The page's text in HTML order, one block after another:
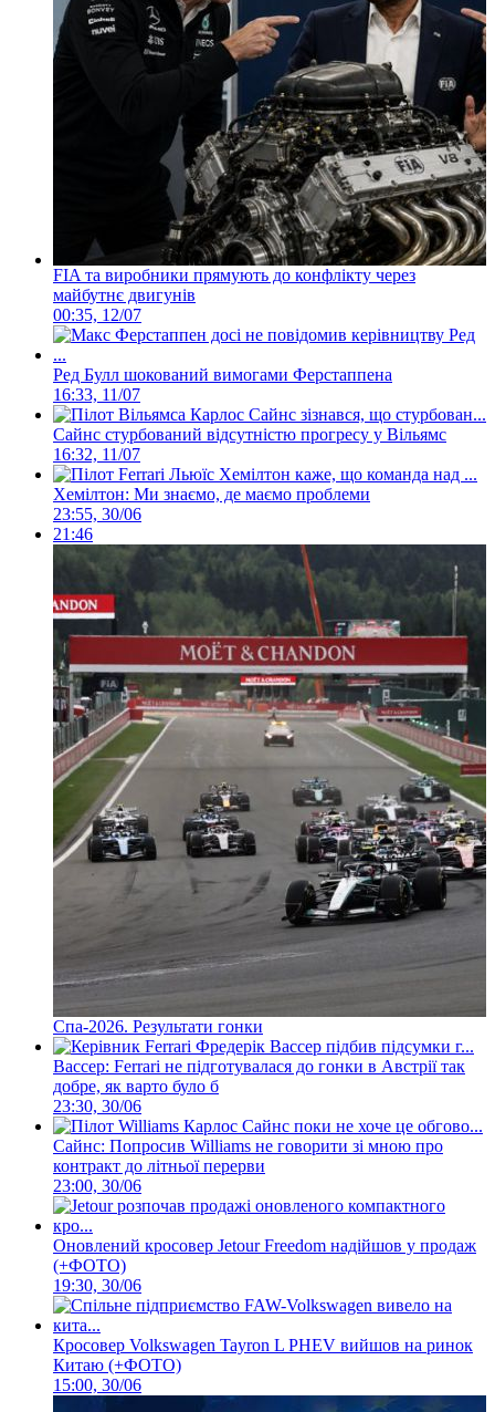
FIA та виробники прямують до конфлікту через
майбутнє двигунів
00:35, 12/07
Ред Булл шокований вимогами Ферстаппена
16:33, 11/07
Сайнс стурбований відсутністю прогресу у Вільямс
16:32, 11/07
Хемілтон: Ми знаємо, де маємо проблеми
23:55, 30/06
21:46
Спа-2026. Результати гонки
Вассер: Ferrari не підготувалася до гонки в Австрії так
добре, як варто було б
23:30, 30/06
Сайнс: Попросив Williams не говорити зі мною про
контракт до літньої перерви
23:00, 30/06
Оновлений кросовер Jetour Freedom надійшов у продаж
(+ФОТО)
19:30, 30/06
Кросовер Volkswagen Tayron L PHEV вийшов на ринок
Китаю (+ФОТО)
15:00, 30/06